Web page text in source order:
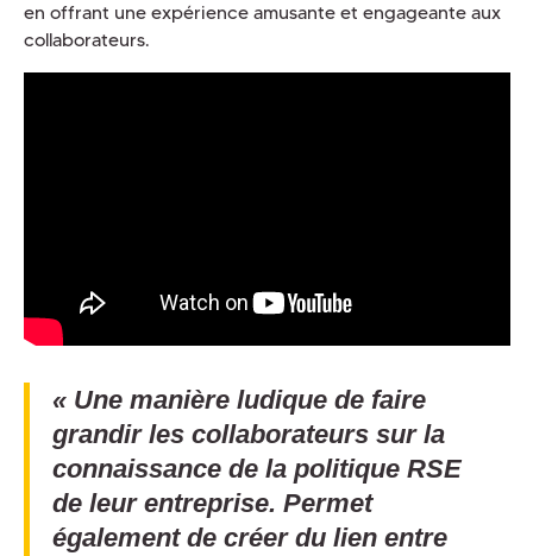
en offrant une expérience amusante et engageante aux
collaborateurs.
« Une manière ludique de faire
grandir les collaborateurs sur la
connaissance de la politique RSE
de leur entreprise. Permet
également de créer du lien entre